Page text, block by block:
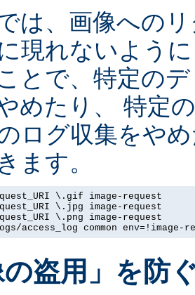
は、画像への
現れないよう
とで、特定の
めたり、 特定
ログ収集をや
ます。
\.gif image-request
\.jpg image-request
\.png image-request
access_log common env=!image-
の盗用」を防